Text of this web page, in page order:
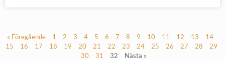
« Föregående 1 2 3 4 5 6 7 8 9 10 11 12 13
14
15
16 17 18 19 20 21 22 23 24 25 26 27 28
29
30
31 32 Nästa »